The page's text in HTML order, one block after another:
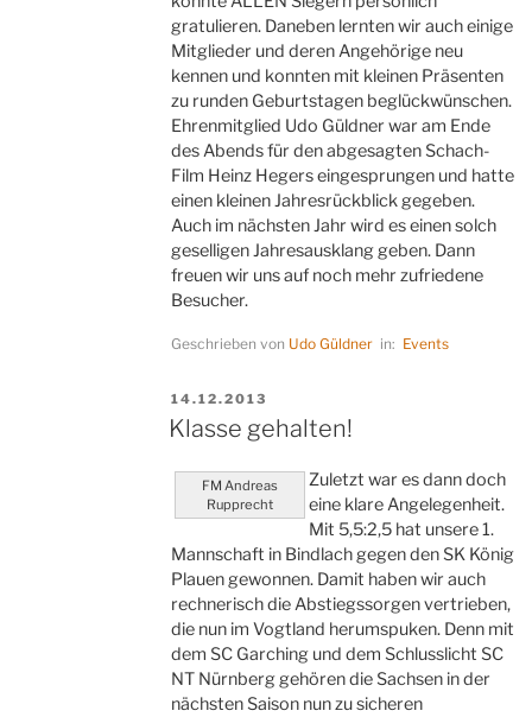
gratulieren. Daneben lernten wir auch einige
Mitglieder und deren Angehörige neu
kennen und konnten mit kleinen Präsenten
zu runden Geburtstagen beglückwünschen.
Ehrenmitglied Udo Güldner war am Ende
des Abends für den abgesagten Schach-
Film Heinz Hegers eingesprungen und hatte
einen kleinen Jahresrückblick gegeben.
Auch im nächsten Jahr wird es einen solch
geselligen Jahresausklang geben. Dann
freuen wir uns auf noch mehr zufriedene
Besucher.
Geschrieben von Udo Güldner in: Events
VERÖFFENTLICHT
AM
14.12.2013
Klasse gehalten!
FM Andreas
Rupprecht
Zuletzt war es dann doch
eine klare Angelegenheit.
Mit 5,5:2,5 hat unsere 1.
Mannschaft in Bindlach gegen den SK König
Plauen gewonnen. Damit haben wir auch
rechnerisch die Abstiegssorgen vertrieben,
die nun im Vogtland herumspuken. Denn mit
dem SC Garching und dem Schlusslicht SC
NT Nürnberg gehören die Sachsen in der
nächsten Saison nun zu sicheren